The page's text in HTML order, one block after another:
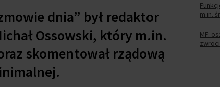
dnia” był redaktor
Ossowski, który m.in.
skomentował rządową
m.in.
MF: